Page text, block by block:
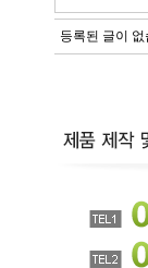
등록된 글이 없